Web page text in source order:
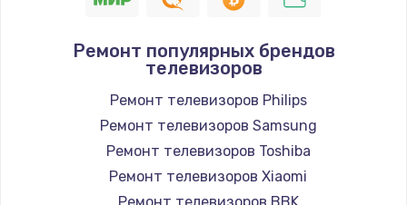
Заказать
Программный ремонт/прошивка
Замена Bluetooth/Wi-Fi модуля
Ремонт популярных брендов
телевизоров
Ремонт телевизоров Philips
Ремонт телевизоров Samsung
Ремонт телевизоров Toshiba
Ремонт телевизоров Xiaomi
Ремонт телевизоров BBK